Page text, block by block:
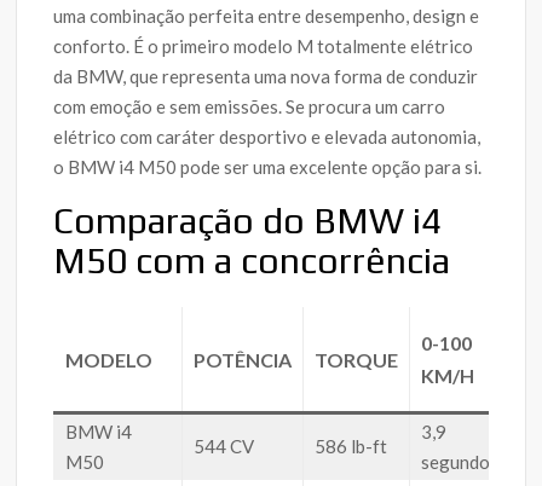
uma combinação perfeita entre desempenho, design e
conforto. É o primeiro modelo M totalmente elétrico
da BMW, que representa uma nova forma de conduzir
com emoção e sem emissões. Se procura um carro
elétrico com caráter desportivo e elevada autonomia,
o BMW i4 M50 pode ser uma excelente opção para si.
Comparação do BMW i4
M50 com a concorrência
MODELO POTÊNCIA TORQUE
0-100
KM/H
BMW i4
M50
544 CV 586 lb-ft
3,9
segundos